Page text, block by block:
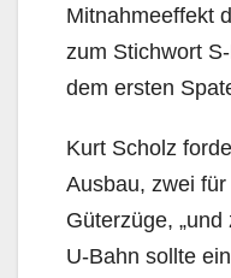
Mitnahmeeffekt
zum Stichwort
dem ersten
Kurt Scholz
Ausbau, zwei
Güterzüge,
U-Bahn sollte